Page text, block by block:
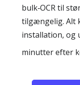
bulk‑OCR til
tilgængelig. Alt
installation, og
minutter efter